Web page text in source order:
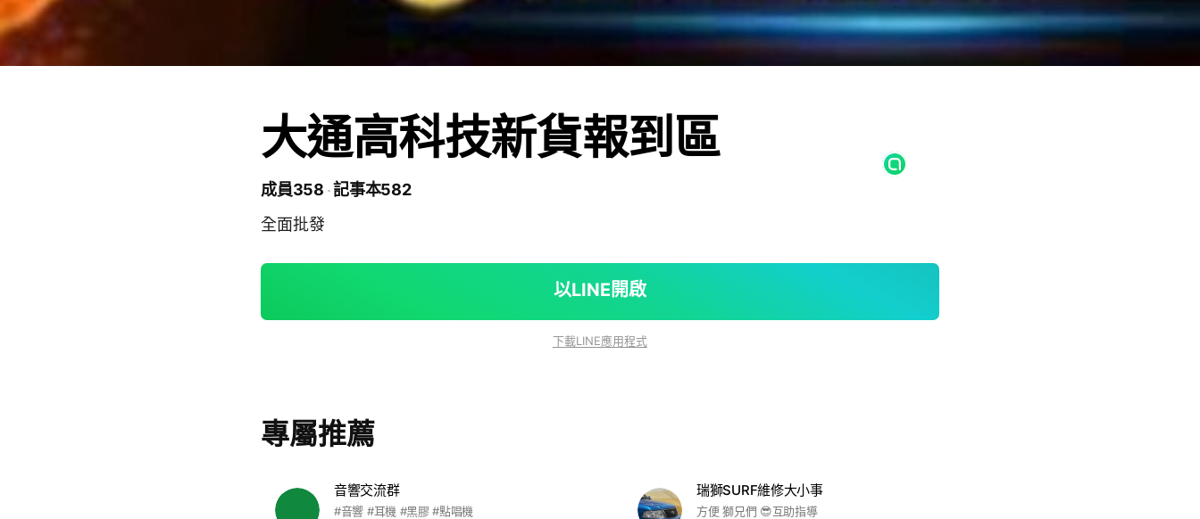
大通高科技新貨報到區
成員358 記事本582
全面批發
以LINE開啟
下載LINE應用程式
專屬推薦
音響交流群
#音響 #耳機 #黑膠 #點唱機
瑞獅SURF維修大小事
方便 獅兄們 😎互助指導